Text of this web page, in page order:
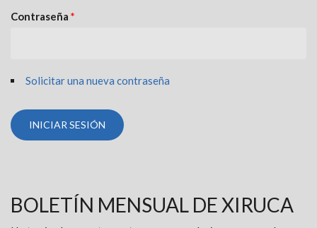
Contraseña *
Solicitar una nueva contraseña
BOLETÍN MENSUAL DE XIRUCA